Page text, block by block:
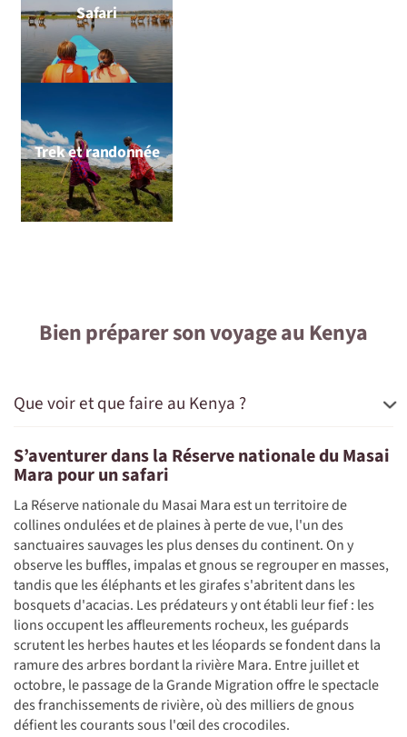
Safari
Trek et randonnée
Bien préparer son voyage au Kenya
Que voir et que faire au Kenya ?
S’aventurer dans la Réserve nationale du Masai
Mara pour un safari
La Réserve nationale du Masai Mara est un territoire de
collines ondulées et de plaines à perte de vue, l'un des
sanctuaires sauvages les plus denses du continent. On y
observe les buffles, impalas et gnous se regrouper en masses,
tandis que les éléphants et les girafes s'abritent dans les
bosquets d'acacias. Les prédateurs y ont établi leur fief : les
lions occupent les affleurements rocheux, les guépards
scrutent les herbes hautes et les léopards se fondent dans la
ramure des arbres bordant la rivière Mara. Entre juillet et
octobre, le passage de la Grande Migration offre le spectacle
des franchissements de rivière, où des milliers de gnous
défient les courants sous l'œil des crocodiles.